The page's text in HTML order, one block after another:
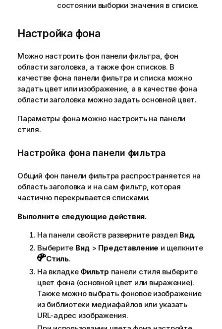
состоянии выборки значения в списке.
Настройка фона
Можно настроить фон панели фильтра, фон
области заголовка, а также фон списков. В
качестве фона панели фильтра и списка можно
задать цвет или изображение, а в качестве фона
области заголовка можно задать основной цвет.
Параметры фона можно настроить на панели
стиля.
Настройка фона панели фильтра
Общий фон панели фильтра распространяется на
область заголовка и на сам фильтр, которая
частично перекрывается списками.
Выполните следующие действия.
На панели свойств разверните раздел Вид.
Выберите Вид > Представление и щелкните
Стиль.
На вкладке Фильтр панели стиля выберите
цвет фона (основной цвет или выражение).
Также можно выбрать фоновое изображение
из библиотеки медиафайлов или указать
URL-адрес изображения.